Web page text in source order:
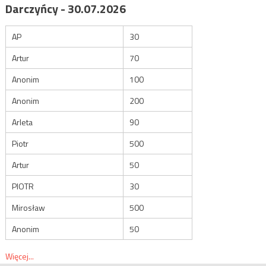
Darczyńcy - 30.07.2026
AP
30
Artur
70
Anonim
100
Anonim
200
Arleta
90
Piotr
500
Artur
50
PIOTR
30
Mirosław
500
Anonim
50
Więcej...